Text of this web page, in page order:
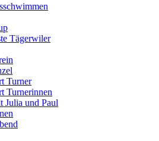
Tägerwiler
Turner
Turnerinnen
Julia und Paul